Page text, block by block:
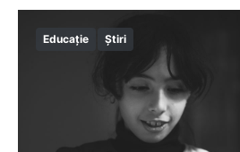
Educație Știri